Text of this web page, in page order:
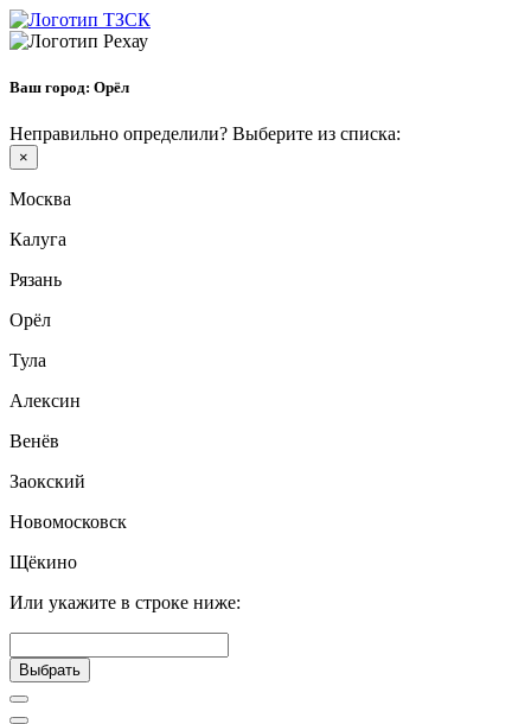
Ваш город: Орёл
Неправильно определили? Выберите из списка:
×
Москва
Калуга
Рязань
Орёл
Тула
Алексин
Венёв
Заокский
Новомосковск
Щёкино
Или укажите в строке ниже:
Выбрать